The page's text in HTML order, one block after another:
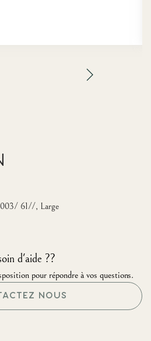
003/ 61//, Large
d'aide ??
pour répondre à vos questions.
NOUS